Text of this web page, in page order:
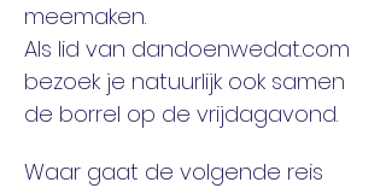
meemaken.
Als lid van dandoenwedat.com
bezoek je natuurlijk ook samen
de borrel op de vrijdagavond.
Waar gaat de volgende reis